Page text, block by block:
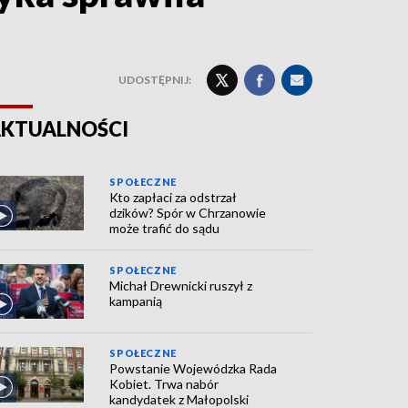
UDOSTĘPNIJ:
SPOŁECZNE
Kto zapłaci za odstrzał
dzików? Spór w Chrzanowie
może trafić do sądu
SPOŁECZNE
Michał Drewnicki ruszył z
kampanią
SPOŁECZNE
Powstanie Wojewódzka Rada
Kobiet. Trwa nabór
kandydatek z Małopolski